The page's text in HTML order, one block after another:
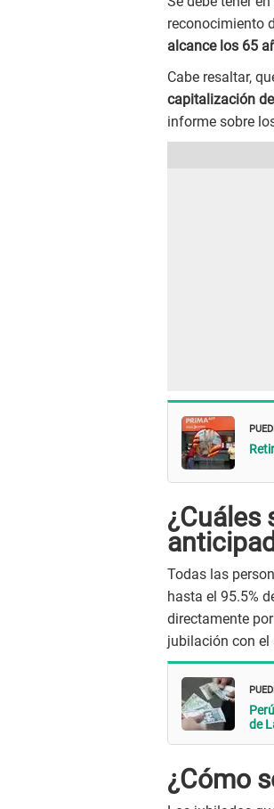
reconocimiento
alcance los 65
Cabe resaltar,
capitalización
informe sobre
¿Cuáles
Todas las
hasta el 95.5%
directamente
jubilación con el
de
¿Cómo